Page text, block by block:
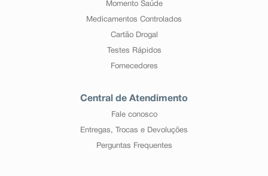
Momento Saúde
Medicamentos Controlados
Cartão Drogal
Testes Rápidos
Fornecedores
Central de Atendimento
Fale conosco
Entregas, Trocas e Devoluções
Perguntas Frequentes